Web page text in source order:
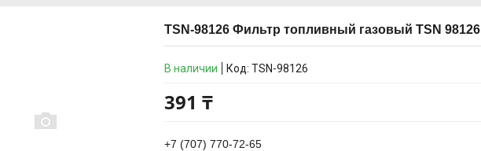
TSN-98126 Фильтр топливный газовый TSN 98126
В наличии Код: TSN-98126
391 ₸
+7 (707) 770-72-65